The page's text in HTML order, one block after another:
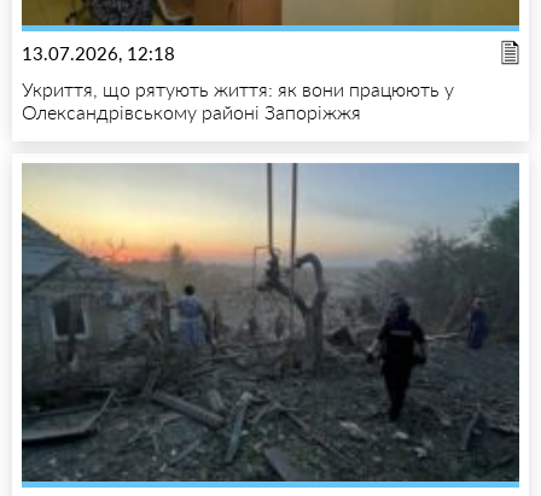
13.07.2026, 12:18
Укриття, що рятують життя: як вони працюють у
Олександрівському районі Запоріжжя